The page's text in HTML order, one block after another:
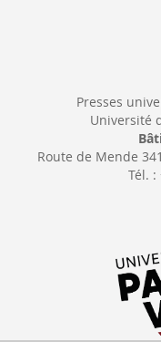
Presses
Université
Route de Mende
Tél. :